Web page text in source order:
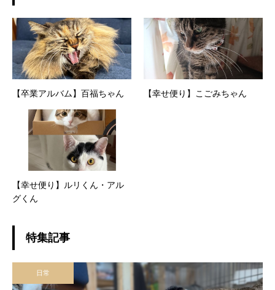
【卒業アルバム】百福ちゃん 【幸せ便り】こごみちゃん
【幸せ便り】ルリくん・アル
グくん
特集記事
日常